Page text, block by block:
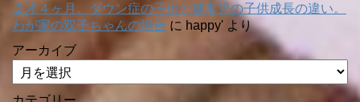
２才４ヶ月。ダウン症の子供と健常児の子供成長の違い。
わが家の双子ちゃんの場合 に happy' より
アーカイブ